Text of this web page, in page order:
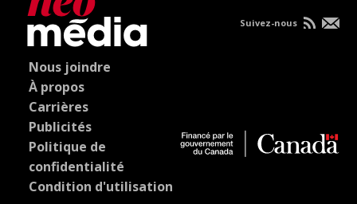
Nous joindre
À propos
Carrières
Publicités
Politique de
confidentialité
Condition d'utilisation
Suivez-nous